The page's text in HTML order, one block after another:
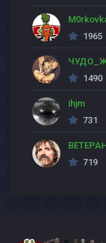
1965
1490
ihjm
731
719